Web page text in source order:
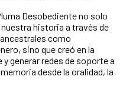
Desobediente no solo
historia a través de
como
sino que creó en la
generar redes de soporte a
desde la oralidad, la